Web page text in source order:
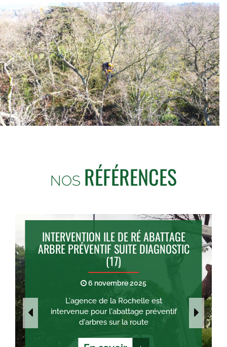
NOS RÉFÉRENCES
INTERVENTION ILE DE RÉ ABATTAGE
ARBRE PRÉVENTIF SUITE DIAGNOSTIC
(17)
6 novembre 2025
L'agence de la Rochelle est
intervenue pour l'abattage préventif
d'arbres sur la route